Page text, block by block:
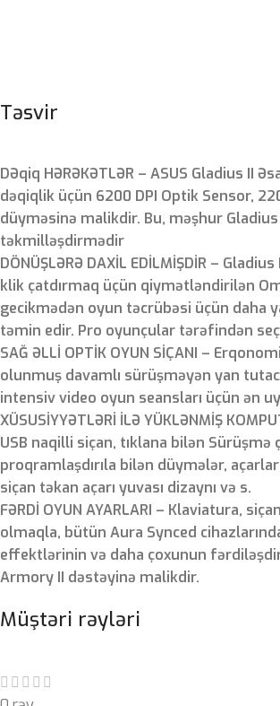
Təsvir
DƏqiq HƏRƏKƏTLƏR – ASUS Gladius II
dəqiqlik üçün 6200 DPI Optik Sensor,
düyməsinə malikdir. Bu, məşhur
təkmilləşdirmədir
DÖNÜŞLƏRƏ DAXİL EDİLMİŞDİR –
klik çatdırmaq üçün qiymətləndirilən
gecikmədən oyun təcrübəsi üçün daha
təmin edir. Pro oyunçular tərəfindən
SAĞ ƏLLİ OPTİK OYUN SİÇANI –
olunmuş davamlı sürüşməyən yan
intensiv video oyun seansları üçün ən
XÜSUSİYYƏTLƏRİ İLƏ YÜKLƏNMİŞ
USB naqilli siçan, tıklana bilən Sürüşmə
proqramlaşdırıla bilən düymələr,
siçan təkan açarı yuvası dizaynı və s.
FƏRDİ OYUN AYARLARI – Klaviatura,
olmaqla, bütün Aura Synced
effektlərinin və daha çoxunun
Armory II dəstəyinə malikdir.
Müştəri rəyləri